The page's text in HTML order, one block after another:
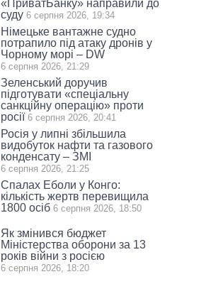
«ПриватБанку» направили до
суду 6 серпня 2026, 19:34
Німецьке вантажне судно
потрапило під атаку дронів у
Чорному морі – DW
6 серпня 2026, 21:29
Зеленський доручив
підготувати «спеціальну
санкційну операцію» проти
росії 6 серпня 2026, 20:41
Росія у липні збільшила
видобуток нафти та газового
конденсату – ЗМІ
6 серпня 2026, 21:25
Спалах Еболи у Конго:
кількість жертв перевищила
1800 осіб 6 серпня 2026, 18:50
Як змінився бюджет
Міністерства оборони за 13
років війни з росією
6 серпня 2026, 18:20